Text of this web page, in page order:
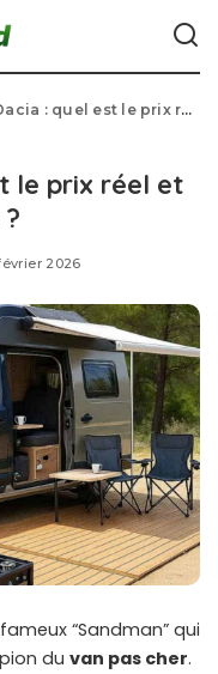
est le prix réel et qu’est-ce qui existe déjà ?
le prix réel et
2026
“Sandman” qui
du van pas cher.